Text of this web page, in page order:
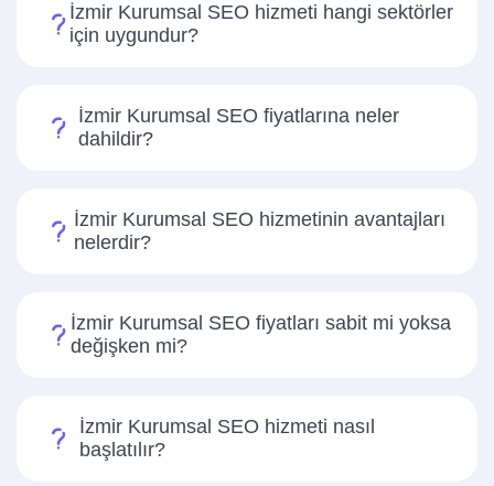
İzmir Kurumsal SEO hizmeti hangi sektörler
için uygundur?
İzmir Kurumsal SEO fiyatlarına neler
dahildir?
İzmir Kurumsal SEO hizmetinin avantajları
nelerdir?
İzmir Kurumsal SEO fiyatları sabit mi yoksa
değişken mi?
İzmir Kurumsal SEO hizmeti nasıl
başlatılır?